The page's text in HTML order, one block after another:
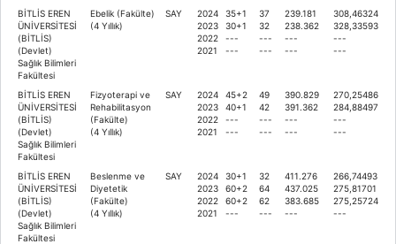
BİTLİS EREN
ÜNİVERSİTESİ
(BİTLİS)
(Devlet)
Sağlık Bilimleri
Fakültesi
Ebelik (Fakülte)
(4 Yıllık)
SAY
2024
2023
2022
2021
35+1
30+1
---
---
37
32
---
---
239.181
238.362
---
---
308,46324
328,33593
---
---
BİTLİS EREN
ÜNİVERSİTESİ
(BİTLİS)
(Devlet)
Sağlık Bilimleri
Fakültesi
Fizyoterapi ve
Rehabilitasyon
(Fakülte)
(4 Yıllık)
SAY
2024
2023
2022
2021
45+2
40+1
---
---
49
42
---
---
390.829
391.362
---
---
270,25486
284,88497
---
---
BİTLİS EREN
ÜNİVERSİTESİ
(BİTLİS)
(Devlet)
Sağlık Bilimleri
Fakültesi
Beslenme ve
Diyetetik
(Fakülte)
(4 Yıllık)
SAY
2024
2023
2022
2021
30+1
60+2
60+2
---
32
64
62
---
411.276
437.025
383.685
---
266,74493
275,81701
275,25724
---